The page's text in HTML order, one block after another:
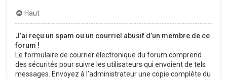
Haut
J’ai reçu un spam ou un courriel abusif d’un membre de ce
forum !
Le formulaire de courrier électronique du forum comprend
des sécurités pour suivre les utilisateurs qui envoient de tels
messages. Envoyez à l’administrateur une copie complète du